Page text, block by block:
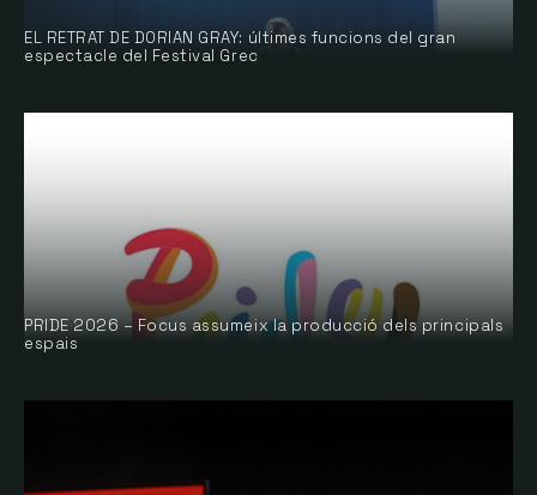
EL RETRAT DE DORIAN GRAY: últimes funcions del gran
espectacle del Festival Grec
PRIDE 2026 – Focus assumeix la producció dels principals
espais